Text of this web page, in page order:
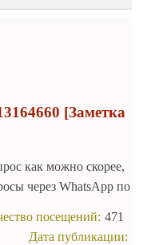
история
(мир ему) и
пророка,
наследие.
[Заметка
как можно скорее,
через WhatsApp по
471
посещений:
Дата публикации: